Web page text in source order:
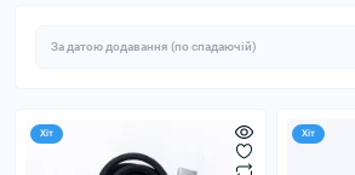
Хіт Хіт